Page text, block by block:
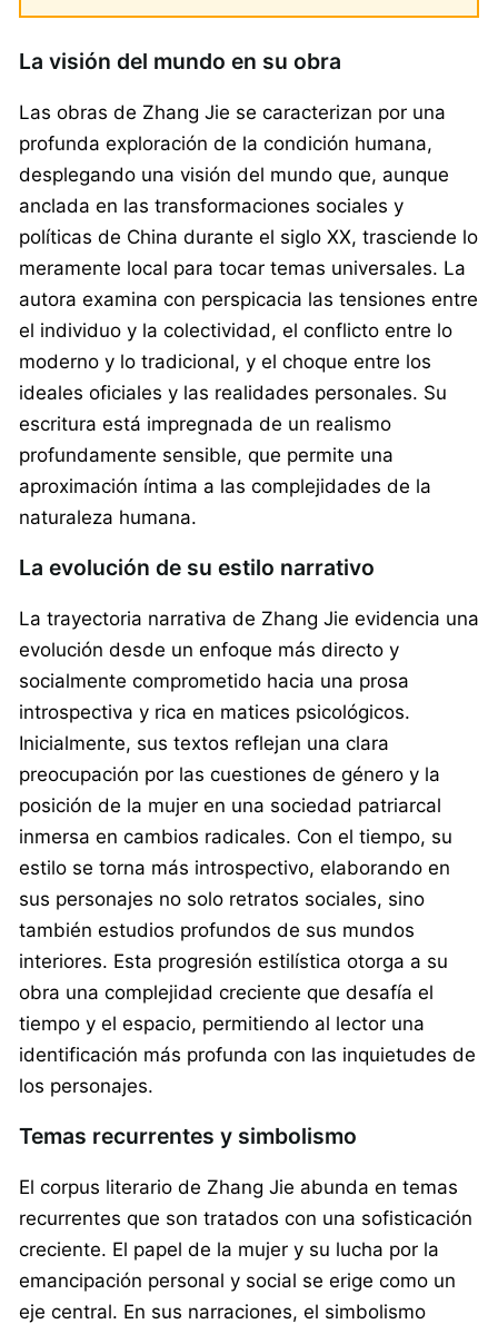
La visión del mundo en su obra
Las obras de Zhang Jie se caracterizan por una
profunda exploración de la condición humana,
desplegando una visión del mundo que, aunque
anclada en las transformaciones sociales y
políticas de China durante el siglo XX, trasciende lo
meramente local para tocar temas universales. La
autora examina con perspicacia las tensiones entre
el individuo y la colectividad, el conflicto entre lo
moderno y lo tradicional, y el choque entre los
ideales oficiales y las realidades personales. Su
escritura está impregnada de un realismo
profundamente sensible, que permite una
aproximación íntima a las complejidades de la
naturaleza humana.
La evolución de su estilo narrativo
La trayectoria narrativa de Zhang Jie evidencia una
evolución desde un enfoque más directo y
socialmente comprometido hacia una prosa
introspectiva y rica en matices psicológicos.
Inicialmente, sus textos reflejan una clara
preocupación por las cuestiones de género y la
posición de la mujer en una sociedad patriarcal
inmersa en cambios radicales. Con el tiempo, su
estilo se torna más introspectivo, elaborando en
sus personajes no solo retratos sociales, sino
también estudios profundos de sus mundos
interiores. Esta progresión estilística otorga a su
obra una complejidad creciente que desafía el
tiempo y el espacio, permitiendo al lector una
identificación más profunda con las inquietudes de
los personajes.
Temas recurrentes y simbolismo
El corpus literario de Zhang Jie abunda en temas
recurrentes que son tratados con una sofisticación
creciente. El papel de la mujer y su lucha por la
emancipación personal y social se erige como un
eje central. En sus narraciones, el simbolismo